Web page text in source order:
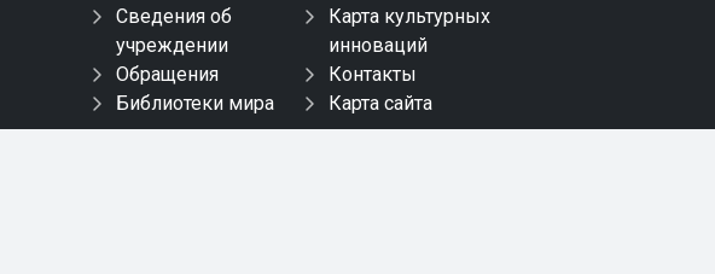
Сведения об
учреждении
Карта культурных
инноваций
Обращения
Контакты
Библиотеки мира
Карта сайта